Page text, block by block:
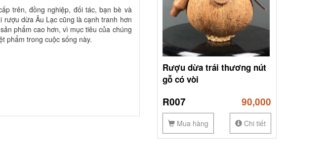
trên, đồng nghiệp, đối tác, bạn bè và
dừa Âu Lạc cũng là cạnh tranh hơn
phẩm cao hơn, vì mục tiêu của chúng
phẩm trong cuộc sống này.
Rượu dừa trái thương nút
gỗ có vòi
R007 90,000
Mua hàng Chi tiết